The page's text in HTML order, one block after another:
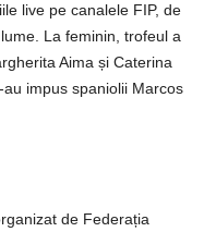
live pe canalele FIP, de
La feminin, trofeul a
Aima și Caterina
impus spaniolii Marcos
de Federația